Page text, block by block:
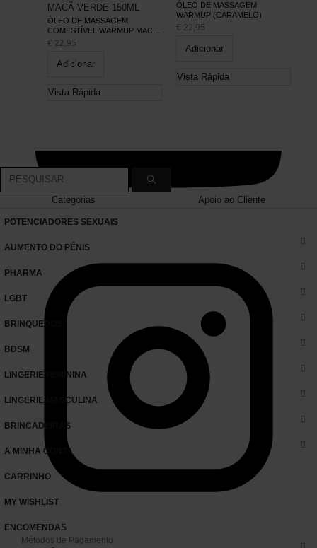
ÓLEO DE MASSAGEM
COMESTÍVEL WARMUP MACÃ
VERDE 150ML
€ 22,95
Adicionar
Vista Rápida
ÓLEO DE MASSAGEM
WARMUP (CARAMELO)
€ 22,95
Adicionar
Vista Rápida
Métodos de Pagamento
Categorias Apoio ao Cliente
POTENCIADORES SEXUAIS
AUMENTO DO PÉNIS
PHARMA
LGBT
BRINQUEDOS
BDSM
LINGERIE FEMININA
LINGERIE MASCULINA
BRINCADEIRAS
A MINHA CONTA
CARRINHO
MY WISHLIST
ENCOMENDAS